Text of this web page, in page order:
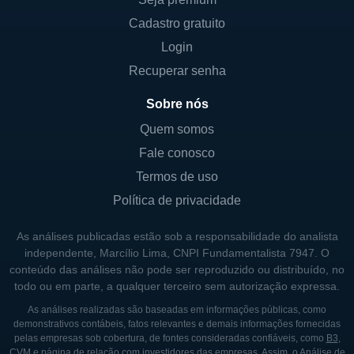
LINHAS DE NEGÓCIOS E ESTRUTURA
A Diamondback Energy opera por meio de
negócios, incluindo a exploração, perfuração
e produção de petróleo e gás natural. Na sua
estrutura de negócios, a empresa se dedica
principalmente à perfuração de poços
métodos variados de extração.
Além da exploração de petróleo bruto, a
Diamondback também se envolve na gestão
de ativos relacionados ao gás natural. Isso
inclui o desenvolvimento de infraestruturas
Cadastro gratuito
Login
Recuperar senha
Sobre nós
Quem somos
Fale conosco
Termos de uso
Política de privacidade
As análises publicadas estão sob a responsabilidade do analista
independente, Marcílio Lima, CNPI Fundamentalista 7947. O
conteúdo das análises não pode ser reproduzido ou distribuído, no
todo ou em parte, a qualquer terceiro sem autorização expressa.
As análises realizadas são baseadas em informações públicas, como
demonstrativos contábeis, fatos relevantes e demais informações fornecidas
pelas empresas sob cobertura, de fontes consideradas confiáveis, como B3,